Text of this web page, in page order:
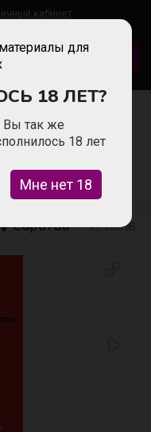
кабинет
ДОБАВИТЬ ВАКАНСИЮ
в Саратове
работа в мире
Саратов ID 20598
для
18 ЛЕТ?
Вы так же
18 лет
Мне нет 18